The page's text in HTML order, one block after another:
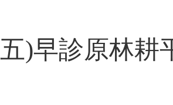
五)早診原林耕